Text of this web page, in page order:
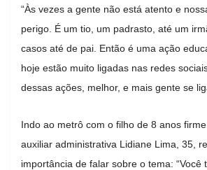
“Às vezes a gente não está atento e
perigo. É um tio, um padrasto, até um
casos até de pai. Então é uma ação
hoje estão muito ligadas nas redes
dessas ações, melhor, e mais gente se
Indo ao metrô com o filho de 8 anos
auxiliar administrativa Lidiane Lima, 35,
importância de falar sobre o tema: “Você